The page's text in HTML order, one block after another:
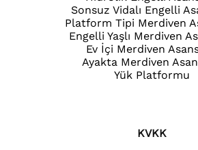
Sonsuz Vidalı Engelli
Platform Tipi Merdiven
Engelli Yaşlı Merdiven
Ev İçi Merdiven
Ayakta Merdiven
Yük Platformu
KVKK